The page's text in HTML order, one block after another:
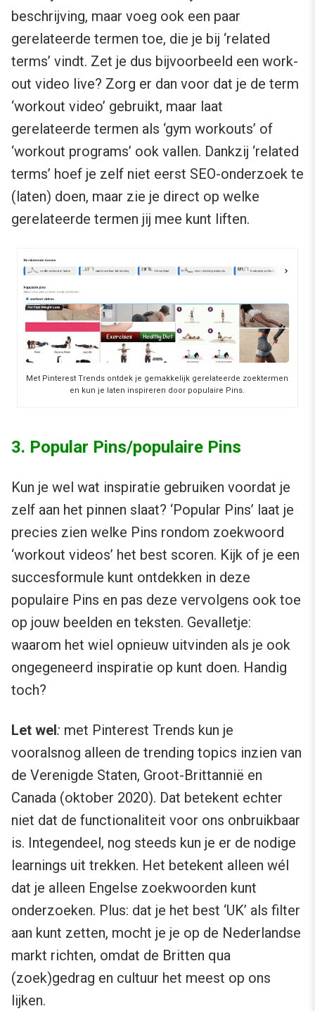
beschrijving, maar voeg ook een paar
gerelateerde termen toe, die je bij ‘related
terms’ vindt. Zet je dus bijvoorbeeld een work-
out video live? Zorg er dan voor dat je de term
‘workout video’ gebruikt, maar laat
gerelateerde termen als ‘gym workouts’ of
‘workout programs’ ook vallen. Dankzij ‘related
terms’ hoef je zelf niet eerst SEO-onderzoek te
(laten) doen, maar zie je direct op welke
gerelateerde termen jij mee kunt liften.
Met Pinterest Trends ontdek je gemakkelijk gerelateerde zoektermen
en kun je laten inspireren door populaire Pins.
3. Popular Pins/populaire Pins
Kun je wel wat inspiratie gebruiken voordat je
zelf aan het pinnen slaat? ‘Popular Pins’ laat je
precies zien welke Pins rondom zoekwoord
‘workout videos’ het best scoren. Kijk of je een
succesformule kunt ontdekken in deze
populaire Pins en pas deze vervolgens ook toe
op jouw beelden en teksten. Gevalletje:
waarom het wiel opnieuw uitvinden als je ook
ongegeneerd inspiratie op kunt doen. Handig
toch?
Let wel: met Pinterest Trends kun je
vooralsnog alleen de trending topics inzien van
de Verenigde Staten, Groot-Brittannië en
Canada (oktober 2020). Dat betekent echter
niet dat de functionaliteit voor ons onbruikbaar
is. Integendeel, nog steeds kun je er de nodige
learnings uit trekken. Het betekent alleen wél
dat je alleen Engelse zoekwoorden kunt
onderzoeken. Plus: dat je het best ‘UK’ als filter
aan kunt zetten, mocht je je op de Nederlandse
markt richten, omdat de Britten qua
(zoek)gedrag en cultuur het meest op ons
lijken.